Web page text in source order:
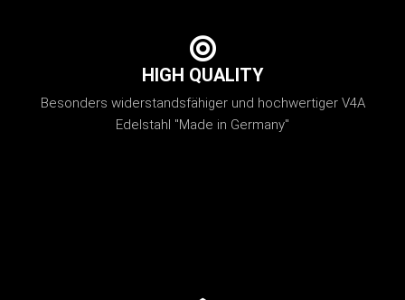
HIGH QUALITY
Besonders widerstandsfähiger und hochwertiger V4A
Edelstahl "Made in Germany"